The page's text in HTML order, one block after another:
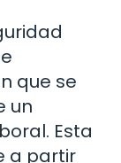
que se
un
Esta
a partir